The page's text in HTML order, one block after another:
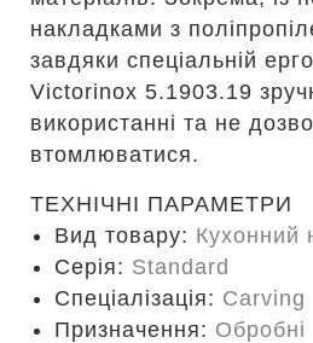
накладками з
завдяки спеціальній
Victorinox 5.1903.19
використанні та не
втомлюватися.
ТЕХНІЧНІ ПАРАМЕТРИ
Вид товару: Кухонний
Серія: Standard
Спеціалізація: Carving
Призначення: Обробні